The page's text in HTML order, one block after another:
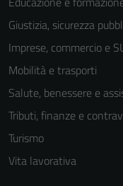
Giustizia, sicurezza
Imprese, commercio e
Mobilità e trasporti
Salute, benessere e
Tributi, finanze e
Turismo
Vita lavorativa